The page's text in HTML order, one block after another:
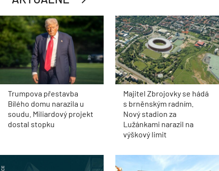
Trumpova přestavba
Bílého domu narazila u
soudu. Miliardový projekt
dostal stopku
Majitel Zbrojovky se hádá
s brněnským radním.
Nový stadion za
Lužánkami narazil na
výškový limit